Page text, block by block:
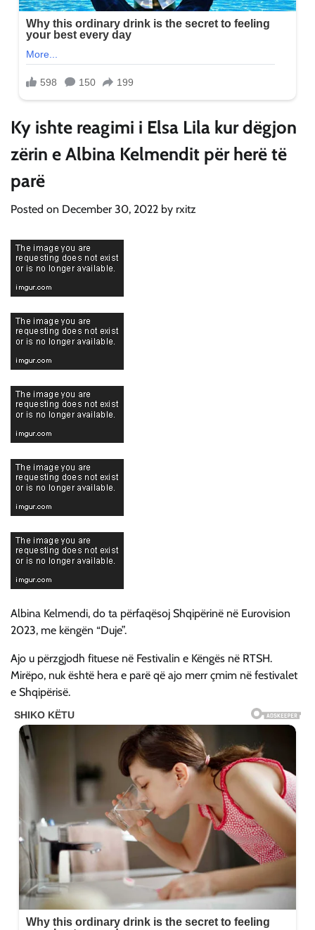
Ky ishte reagimi i Elsa Lila kur dëgjon
zërin e Albina Kelmendit për herë të
parë
Posted on December 30, 2022 by rxitz
Albina Kelmendi, do ta përfaqësoj Shqipërinë në Eurovision
2023, me këngën “Duje”.
Ajo u përzgjodh fituese në Festivalin e Këngës në RTSH.
Mirëpo, nuk është hera e parë që ajo merr çmim në festivalet
e Shqipërisë.